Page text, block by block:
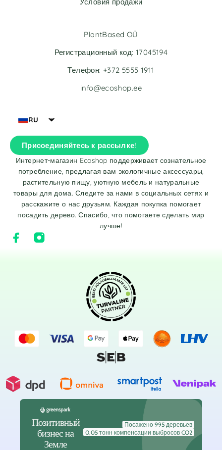
RU
Присоединяйтесь к рассылке!
Интернет-магазин Ecoshop поддерживает сознательное
потребление, предлагая вам экологичные аксессуары,
растительную пищу, уютную мебель и натуральные
товары для дома. Следите за нами в социальных сетях и
расскажите о нас друзьям. Каждая покупка помогает
посадить дерево. Спасибо, что помогаете сделать мир
лучше!
PlantBased OÜ
Регистрационный код: 17045194
Телефон: +372 5555 1911
info@ecoshop.ee
Позитивный
бизнес на
Земле
Посажено 995 деревьев
0,05 тонн компенсации выбросов CO2